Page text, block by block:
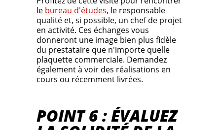
le bureau d'études, le responsable
qualité et, si possible, un chef de projet
en activité. Ces échanges vous
donneront une image bien plus fidèle
du prestataire que n'importe quelle
plaquette commerciale. Demandez
également à voir des réalisations en
cours ou récemment livrées.
POINT 6 : ÉVALUEZ